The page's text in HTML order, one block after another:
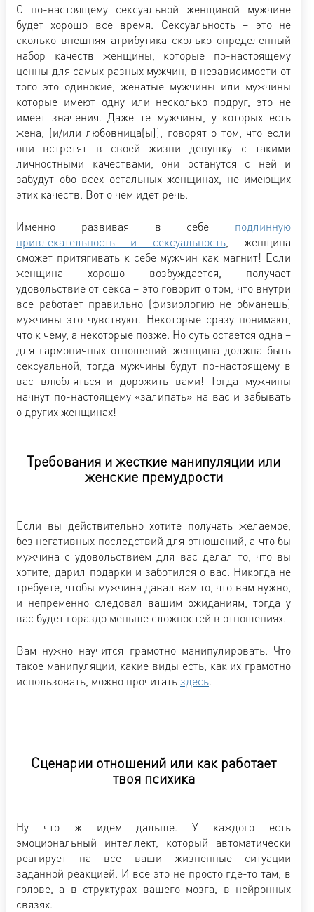
С по-настоящему сексуальной женщиной мужчине
будет хорошо все время. Сексуальность – это не
сколько внешняя атрибутика сколько определенный
набор качеств женщины, которые по-настоящему
ценны для самых разных мужчин, в независимости от
того это одинокие, женатые мужчины или мужчины
которые имеют одну или несколько подруг, это не
имеет значения. Даже те мужчины, у которых есть
жена, (и/или любовница(ы)), говорят о том, что если
они встретят в своей жизни девушку с такими
личностными качествами, они останутся с ней и
забудут обо всех остальных женщинах, не имеющих
этих качеств. Вот о чем идет речь.
Именно развивая в себе подлинную
привлекательность и сексуальность, женщина
сможет притягивать к себе мужчин как магнит! Если
женщина хорошо возбуждается, получает
удовольствие от секса – это говорит о том, что внутри
все работает правильно (физиологию не обманешь)
мужчины это чувствуют. Некоторые сразу понимают,
что к чему, а некоторые позже. Но суть остается одна –
для гармоничных отношений женщина должна быть
сексуальной, тогда мужчины будут по-настоящему в
вас влюбляться и дорожить вами! Тогда мужчины
начнут по-настоящему «залипать» на вас и забывать
о других женщинах!
Требования и жесткие манипуляции или
женские премудрости
Если вы действительно хотите получать желаемое,
без негативных последствий для отношений, а что бы
мужчина с удовольствием для вас делал то, что вы
хотите, дарил подарки и заботился о вас. Никогда не
требуете, чтобы мужчина давал вам то, что вам нужно,
и непременно следовал вашим ожиданиям, тогда у
вас будет гораздо меньше сложностей в отношениях.
Вам нужно научится грамотно манипулировать. Что
такое манипуляции, какие виды есть, как их грамотно
использовать, можно прочитатьздесь.
Сценарии отношений или как работает
твоя психика
Ну что ж идем дальше. У каждого есть
эмоциональный интеллект, который автоматически
реагирует на все ваши жизненные ситуации
заданной реакцией. И все это не просто где-то там, в
голове, а в структурах вашего мозга, в нейронных
связях.